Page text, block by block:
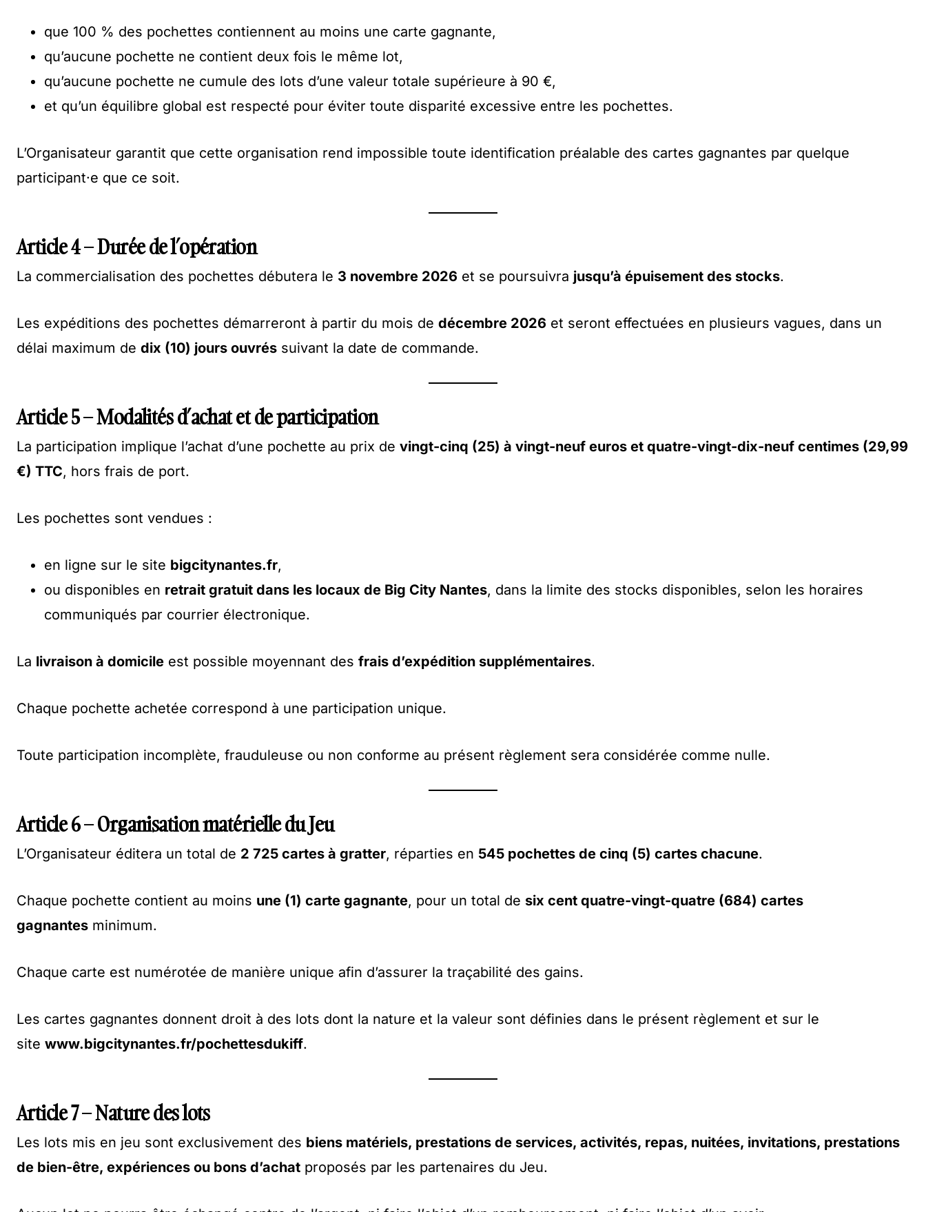
que 100 % des pochettes contiennent au moins une carte gagnante,
qu’aucune pochette ne contient deux fois le même lot,
qu’aucune pochette ne cumule des lots d’une valeur totale supérieure à 90 €,
et qu’un équilibre global est respecté pour éviter toute disparité excessive entre les pochettes.
L’Organisateur garantit que cette organisation rend impossible toute identification préalable des cartes gagnantes par quelque
participant·e que ce soit.
Article 4 – Durée de l’opération
La commercialisation des pochettes débutera le 3 novembre 2026 et se poursuivra jusqu’à épuisement des stocks.
Les expéditions des pochettes démarreront à partir du mois de décembre 2026 et seront effectuées en plusieurs vagues, dans un
délai maximum de dix (10) jours ouvrés suivant la date de commande.
Article 5 – Modalités d’achat et de participation
La participation implique l’achat d’une pochette au prix de vingt-cinq (25) à vingt-neuf euros et quatre-vingt-dix-neuf centimes (29,99
€) TTC, hors frais de port.
Les pochettes sont vendues :
en ligne sur le site bigcitynantes.fr,
ou disponibles en retrait gratuit dans les locaux de Big City Nantes, dans la limite des stocks disponibles, selon les horaires
communiqués par courrier électronique.
La livraison à domicile est possible moyennant des frais d’expédition supplémentaires.
Chaque pochette achetée correspond à une participation unique.
Toute participation incomplète, frauduleuse ou non conforme au présent règlement sera considérée comme nulle.
Article 6 – Organisation matérielle du Jeu
L’Organisateur éditera un total de 2 725 cartes à gratter, réparties en 545 pochettes de cinq (5) cartes chacune.
Chaque pochette contient au moins une (1) carte gagnante, pour un total de six cent quatre-vingt-quatre (684) cartes
gagnantes minimum.
Chaque carte est numérotée de manière unique afin d’assurer la traçabilité des gains.
Les cartes gagnantes donnent droit à des lots dont la nature et la valeur sont définies dans le présent règlement et sur le
site www.bigcitynantes.fr/pochettesdukiff.
Article 7 – Nature des lots
Les lots mis en jeu sont exclusivement des biens matériels, prestations de services, activités, repas, nuitées, invitations, prestations
de bien-être, expériences ou bons d’achat proposés par les partenaires du Jeu.